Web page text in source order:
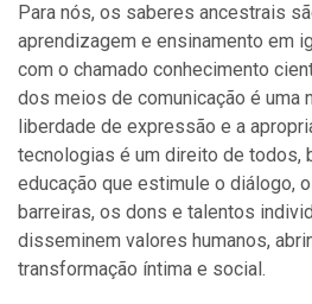
Para nós, os saberes ancestrais
aprendizagem e ensinamento em
com o chamado conhecimento
dos meios de comunicação é uma
liberdade de expressão e a
tecnologias é um direito de todos,
educação que estimule o diálogo,
barreiras, os dons e talentos
disseminem valores humanos,
transformação íntima e social.